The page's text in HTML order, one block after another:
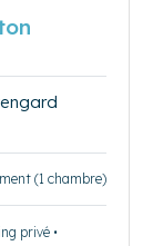
(1 chambre)
privé •